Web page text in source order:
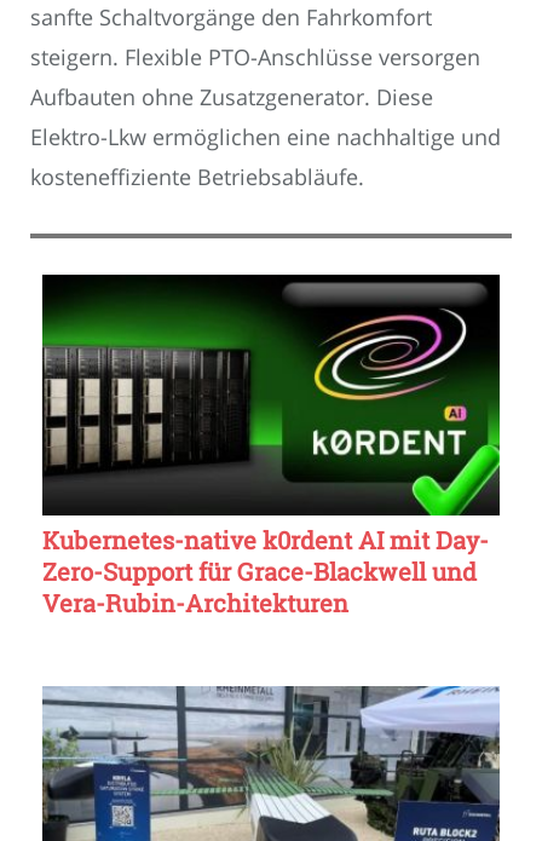
sanfte Schaltvorgänge den Fahrkomfort
steigern. Flexible PTO-Anschlüsse versorgen
Aufbauten ohne Zusatzgenerator. Diese
Elektro-Lkw ermöglichen eine nachhaltige und
kosteneffiziente Betriebsabläufe.
Kubernetes-native k0rdent AI mit Day-
Zero-Support für Grace-Blackwell und
Vera-Rubin-Architekturen